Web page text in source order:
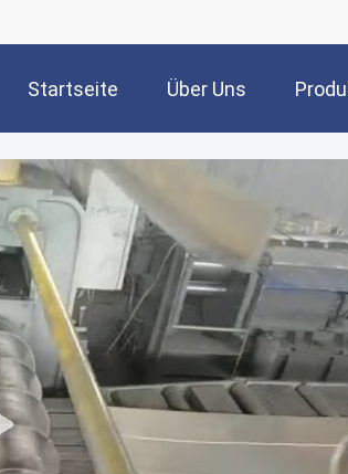
Startseite Über Uns